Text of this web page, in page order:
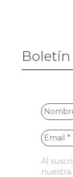
Al
nuestra